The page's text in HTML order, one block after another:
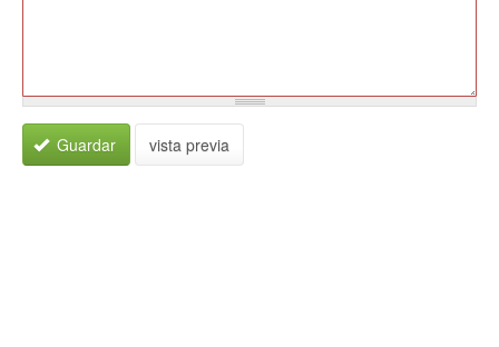
Guardar vista previa